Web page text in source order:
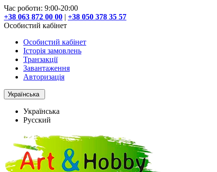
Час роботи: 9:00-20:00
+38 063 872 00 00 | +38 050 378 35 57
Особистий кабінет
Особистий кабінет
Історія замовлень
Транзакції
Завантаження
Авторизація
Українська
Українська
Русский